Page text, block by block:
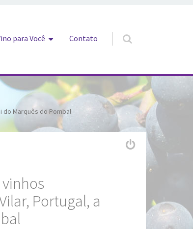
para Você Contato
do Marquês do Pombal
Portugal, a